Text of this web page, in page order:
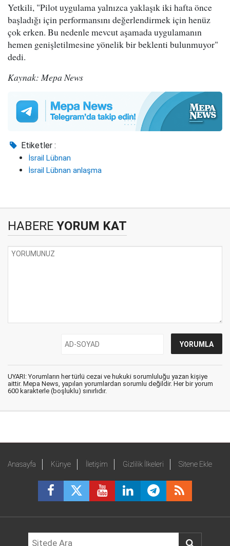
Yetkili, "Pilot uygulama yalnızca yaklaşık iki hafta önce
başladığı için performansını değerlendirmek için henüz
çok erken. Bu nedenle mevcut aşamada uygulamanın
hemen genişletilmesine yönelik bir beklenti bulunmuyor"
dedi.
Kaynak: Mepa News
Etiketler :
İsrail Lübnan
İsrail Lübnan anlaşma
HABERE YORUM KAT
UYARI: Yorumların her türlü cezai ve hukuki sorumluluğu yazan kişiye
aittir. Mepa News, yapılan yorumlardan sorumlu değildir. Her bir yorum
600 karakterle (boşluklu) sınırlıdır.
Anasayfa Künye İletişim Gizlilik İlkeleri Sitene Ekle